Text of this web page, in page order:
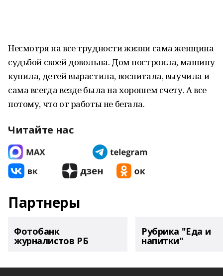
Несмотря на все трудности жизни сама женщина
судьбой своей довольна. Дом построила, машину
купила, детей вырастила, воспитала, выучила и
сама всегда везде была на хорошем счету. А все
потому, что от работы не бегала.
Читайте нас
Партнеры
Фотобанк
журналистов РБ
Рубрика "Еда и
напитки"